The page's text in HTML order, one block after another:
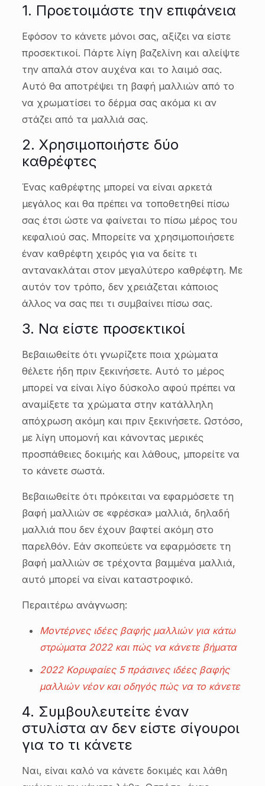
1. Προετοιμάστε την επιφάνεια
Εφόσον το κάνετε μόνοι σας, αξίζει να είστε
προσεκτικοί. Πάρτε λίγη βαζελίνη και αλείψτε
την απαλά στον αυχένα και το λαιμό σας.
Αυτό θα αποτρέψει τη βαφή μαλλιών από το
να χρωματίσει το δέρμα σας ακόμα κι αν
στάζει από τα μαλλιά σας.
2. Χρησιμοποιήστε δύο
καθρέφτες
Ένας καθρέφτης μπορεί να είναι αρκετά
μεγάλος και θα πρέπει να τοποθετηθεί πίσω
σας έτσι ώστε να φαίνεται το πίσω μέρος του
κεφαλιού σας. Μπορείτε να χρησιμοποιήσετε
έναν καθρέφτη χειρός για να δείτε τι
αντανακλάται στον μεγαλύτερο καθρέφτη. Με
αυτόν τον τρόπο, δεν χρειάζεται κάποιος
άλλος να σας πει τι συμβαίνει πίσω σας.
3. Να είστε προσεκτικοί
Βεβαιωθείτε ότι γνωρίζετε ποια χρώματα
θέλετε ήδη πριν ξεκινήσετε. Αυτό το μέρος
μπορεί να είναι λίγο δύσκολο αφού πρέπει να
αναμίξετε τα χρώματα στην κατάλληλη
απόχρωση ακόμη και πριν ξεκινήσετε. Ωστόσο,
με λίγη υπομονή και κάνοντας μερικές
προσπάθειες δοκιμής και λάθους, μπορείτε να
το κάνετε σωστά.
Βεβαιωθείτε ότι πρόκειται να εφαρμόσετε τη
βαφή μαλλιών σε «φρέσκα» μαλλιά, δηλαδή
μαλλιά που δεν έχουν βαφτεί ακόμη στο
παρελθόν. Εάν σκοπεύετε να εφαρμόσετε τη
βαφή μαλλιών σε τρέχοντα βαμμένα μαλλιά,
αυτό μπορεί να είναι καταστροφικό.
Περαιτέρω ανάγνωση:
Μοντέρνες ιδέες βαφής μαλλιών για κάτω
στρώματα 2022 και πώς να κάνετε βήματα
2022 Κορυφαίες 5 πράσινες ιδέες βαφής
μαλλιών νέον και οδηγός πώς να το κάνετε
4. Συμβουλευτείτε έναν
στυλίστα αν δεν είστε σίγουροι
για το τι κάνετε
Ναι, είναι καλό να κάνετε δοκιμές και λάθη